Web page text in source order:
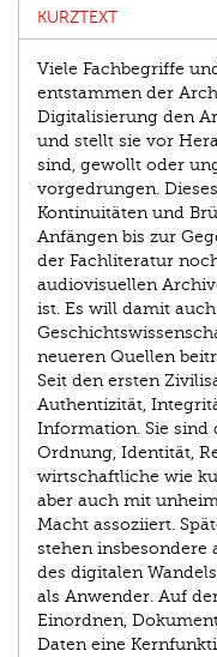
KURZTEXT
Viele Fachbegriffe
entstammen der
Digitalisierung den
und stellt sie vor
sind, gewollt oder
vorgedrungen.
Kontinuitäten und
Anfängen bis zur
der Fachliteratur
audiovisuellen
ist. Es will damit
neueren Quellen
Seit den ersten
Authenti­zität,
Information. Sie sind
Ordnung, Identität,
wirtschaftliche wie
aber auch mit
Macht assoziiert.
stehen
des digitalen
als Anwender. Auf
Einordnen,
Daten eine